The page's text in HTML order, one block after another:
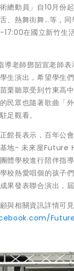
總動員」自10月份
、熱舞街舞…等，
17:00在國立新竹
導老師鄧韶宣老師
生演出，希望學生
栗聽眾受到竹東高
民眾也隨著歌曲「
足觀看。
館長表示，百年公
地- 未來屋Future
體學校進行陪伴指
校熱愛唱個的孩子
果發表聯合演出，
與相關資訊詳情